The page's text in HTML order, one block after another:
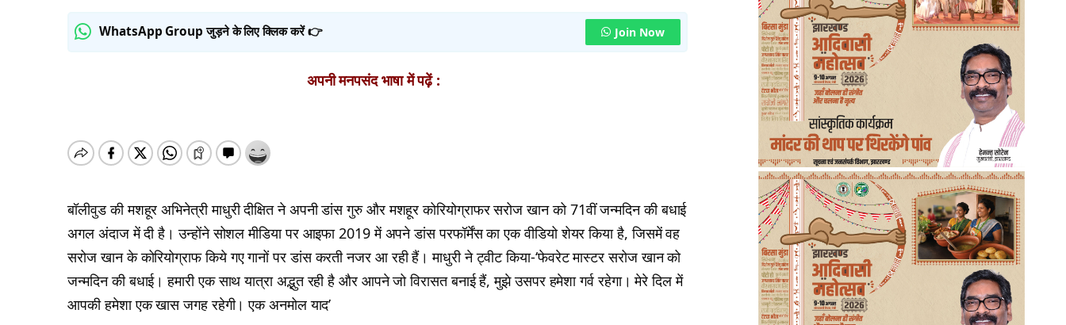
WhatsApp Group जुड़ने के लिए क्लिक करें 👉 Join Now
अपनी मनपसंद भाषा में पढ़ें :
बॉलीवुड की मशहूर अभिनेत्री माधुरी दीक्षित ने अपनी डांस गुरु और मशहूर कोरियोग्राफर सरोज खान को 71वीं जन्मदिन की बधाई
अगल अंदाज में दी है। उन्होंने सोशल मीडिया पर आइफा 2019 में अपने डांस परफॉर्मेंस का एक वीडियो शेयर किया है, जिसमें वह
सरोज खान के कोरियोग्राफ किये गए गानों पर डांस करती नजर आ रही हैं। माधुरी ने ट्वीट किया-‘फेवरेट मास्टर सरोज खान को
जन्मदिन की बधाई। हमारी एक साथ यात्रा अद्भुत रही है और आपने जो विरासत बनाई हैं, मुझे उसपर हमेशा गर्व रहेगा। मेरे दिल में
आपकी हमेशा एक खास जगह रहेगी। एक अनमोल याद’